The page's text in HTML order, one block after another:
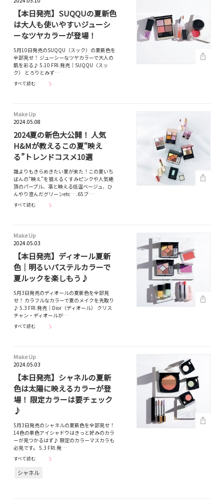
【本日発売】SUQQUの夏新色
は大人も使いやすいジューシ
ーなツヤカラーが登場！
5月10日発売のSUQQU（スック）の夏新色を
全部見せ！ ジューシーなツヤカラーで大人の
肌を彩る♪ 5.10 FRI.発売｜SUQQU（スッ
ク） とろりとみず…
すべて読む
Make Up
2024.05.08
2024夏の新色大公開！ 人気
H&Mが教えるこの夏“映え
る”トレンドコスメ10選
誰よりもきらめきたい夏が来た！この夏いち
ばんの“映え”を狙えるくすみピンクや人気絶
頂のパープル、凛と映える低温ベージュ、ひ
んやり澄んだグリーンetc….65ブ…
すべて読む
Make Up
2024.05.03
【本日発売】ディオール夏新
色｜明るいパステルカラーで
夏ルックを楽しもう♪
5月3日発売のディオールの夏新色を全部見
せ！ カラフルなカラーで夏のメイクを先取り
♪ 5.3 FRI.発売｜Dior（ディオール） クリス
チャン・ディオールが…
すべて読む
Make Up
2024.05.03
【本日発売】シャネルの夏新
色は太陽に映えるカラーが登
場！ 限定カラーは要チェック
♪
5月3日発売のシャネルの夏新色を全部見せ！
14色の単色アイシャドウはきっと好みのカラ
ーが見つかるはず♪ 限定のカラーマスカラも
必見です。 5.3 FRI.発…
すべて読む
シャネル